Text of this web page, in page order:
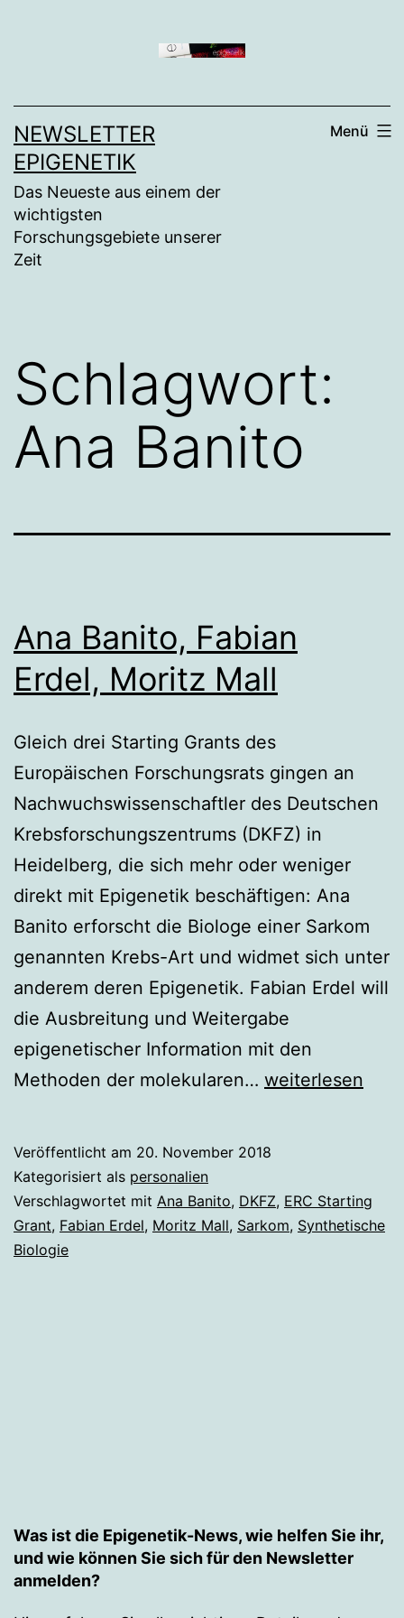
NEWSLETTER
EPIGENETIK
Das Neueste aus einem der
wichtigsten
Forschungsgebiete unserer
Zeit
Menü
Schlagwort:
Ana Banito
Ana Banito, Fabian
Erdel, Moritz Mall
Gleich drei Starting Grants des
Europäischen Forschungsrats gingen an
Nachwuchswissenschaftler des Deutschen
Krebsforschungszentrums (DKFZ) in
Heidelberg, die sich mehr oder weniger
direkt mit Epigenetik beschäftigen: Ana
Banito erforscht die Biologe einer Sarkom
genannten Krebs-Art und widmet sich unter
anderem deren Epigenetik. Fabian Erdel will
die Ausbreitung und Weitergabe
epigenetischer Information mit den
Methoden der molekularen… Ana
Moritz
Mall
weiterlesen
Veröffentlicht am 20. November 2018
Kategorisiert als personalien
Verschlagwortet mit Ana Banito, DKFZ, ERC Starting
Grant, Fabian Erdel, Moritz Mall, Sarkom, Synthetische
Biologie
Was ist die Epigenetik-News, wie helfen Sie ihr,
und wie können Sie sich für den Newsletter
anmelden?